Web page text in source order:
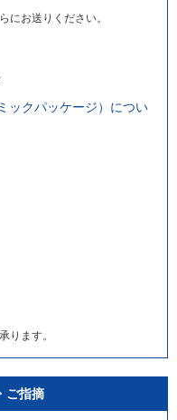
にお送りください。
ックパッケージ）につい
ります。
ご指摘